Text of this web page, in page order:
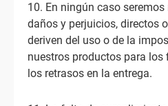
10. En ningún caso
daños y perjuicios, directos
deriven del uso o de la
nuestros productos para los
los retrasos en la entrega.